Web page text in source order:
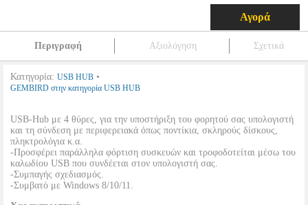
Αγορά
Περιγραφή Αξιολόγηση Σχετικά
Κατηγορία: USB HUB •
GEMBIRD στην κατηγορία USB HUB
USB-Hub με 4 θύρες, για την υποστήριξη του φορητού σας υπολογιστή
και τη σύνδεση με περιφερειακά όπως ποντίκια, σκληρούς δίσκους,
πληκτρολόγια κ.α.
-Προσφέρει παράλληλα φόρτιση συσκευών και τροφοδοτείται μέσω του
καλωδίου USB που συνδέεται στον υπολογιστή σας.
-Συμπαγής σχεδιασμός.
-Συμβατό με Windows 8/10/11.